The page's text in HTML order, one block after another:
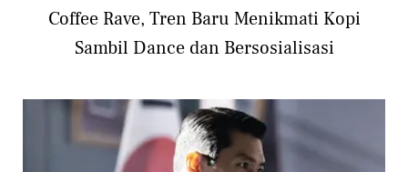
Coffee Rave, Tren Baru Menikmati Kopi
Sambil Dance dan Bersosialisasi